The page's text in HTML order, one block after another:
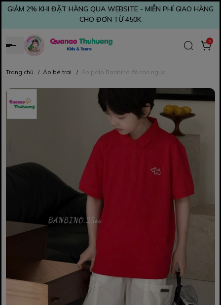
GIẢM 2% KHI ĐẶT HÀNG QUA WEBSITE - MIỄN PHÍ GIAO HÀNG
CHO ĐƠN TỪ 450K
0
Trang chủ / Áo bé trai / Áo polo Banbino đỏ con ngựa